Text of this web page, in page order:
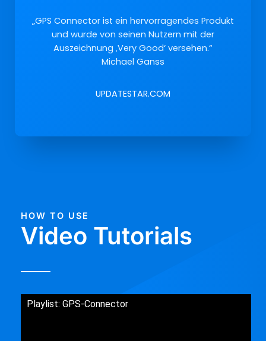
„GPS Connector ist ein hervorragendes Produkt
und wurde von seinen Nutzern mit der
Auszeichnung ‚Very Good‘ versehen.“
Michael Ganss
UPDATESTAR.COM
HOW TO USE
Video Tutorials
Playlist: GPS-Connector